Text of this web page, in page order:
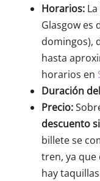
Horarios:
Glasgow es
domingos),
hasta
horarios en
Duración
Precio:
descuento
billete se
tren, ya que
hay